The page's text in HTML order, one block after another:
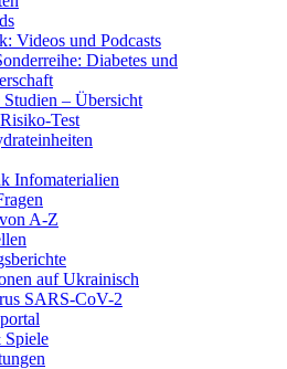
Videos und Podcasts
Diabetes und
– Übersicht
Test
Infomaterialien
A-Z
auf Ukrainisch
SARS-CoV-2